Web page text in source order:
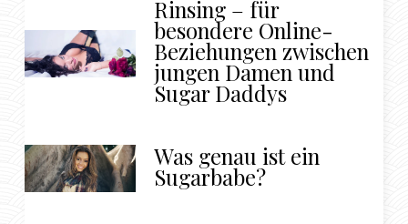
Rinsing – für
besondere Online-
Beziehungen zwischen
jungen Damen und
Sugar Daddys
Was genau ist ein
Sugarbabe?